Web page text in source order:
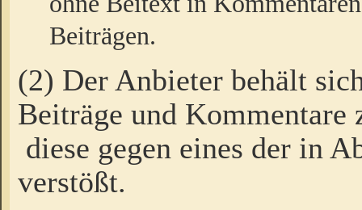
Beiträgen.
(2) Der Anbieter behält
Beiträge und Kommentare
diese gegen eines der in
verstößt.